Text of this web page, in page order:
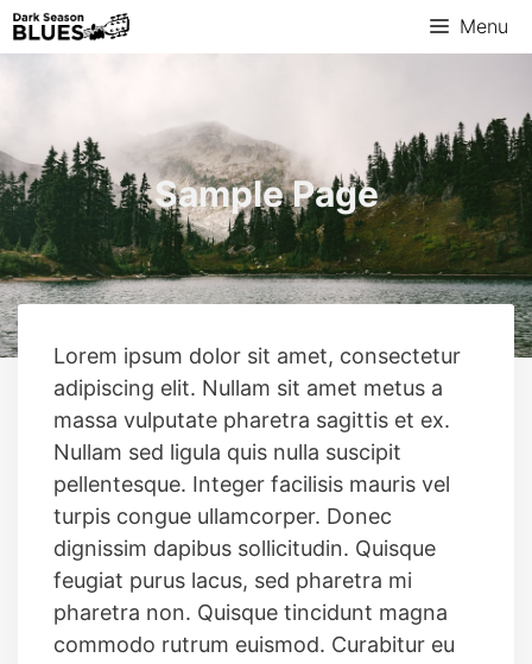
Skip
to
Menu
Sample Page
Lorem ipsum dolor sit amet, consectetur
adipiscing elit. Nullam sit amet metus a
massa vulputate pharetra sagittis et ex.
Nullam sed ligula quis nulla suscipit
pellentesque. Integer facilisis mauris vel
turpis congue ullamcorper. Donec
dignissim dapibus sollicitudin. Quisque
feugiat purus lacus, sed pharetra mi
pharetra non. Quisque tincidunt magna
commodo rutrum euismod. Curabitur eu